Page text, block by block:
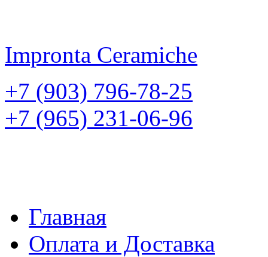
Impronta Ceramiche
+7 (903) 796-78-25
+7 (965) 231-06-96
Главная
Оплата и Доставка